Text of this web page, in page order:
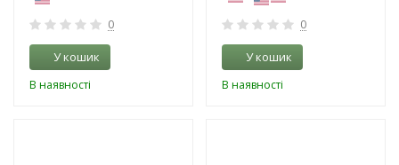
0
У кошик
В наявності
0
У кошик
В наявності